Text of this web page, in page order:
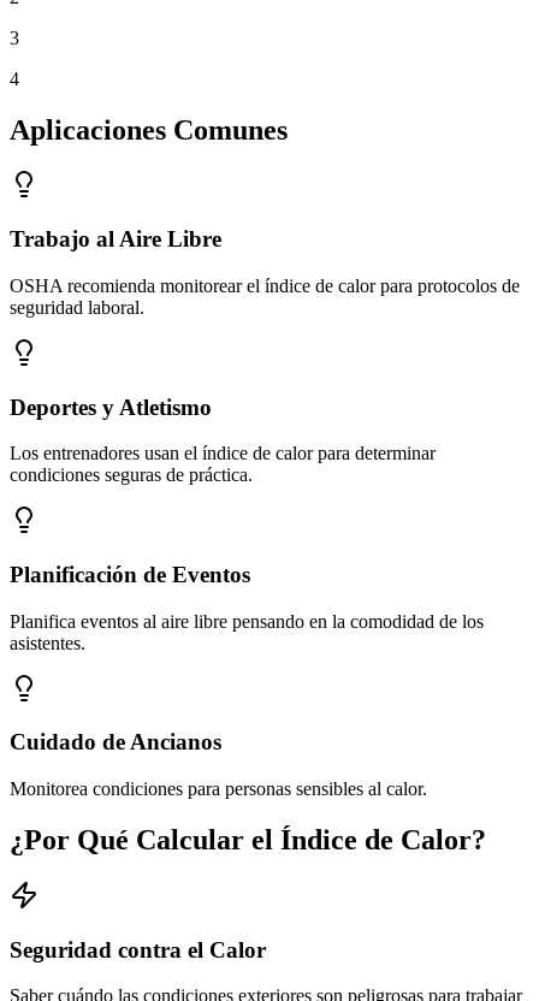
3
4
Aplicaciones Comunes
Trabajo al Aire Libre
OSHA recomienda monitorear el índice de calor para protocolos de
seguridad laboral.
Deportes y Atletismo
Los entrenadores usan el índice de calor para determinar
condiciones seguras de práctica.
Planificación de Eventos
Planifica eventos al aire libre pensando en la comodidad de los
asistentes.
Cuidado de Ancianos
Monitorea condiciones para personas sensibles al calor.
¿Por Qué Calcular el Índice de Calor?
Seguridad contra el Calor
Saber cuándo las condiciones exteriores son peligrosas para trabajar